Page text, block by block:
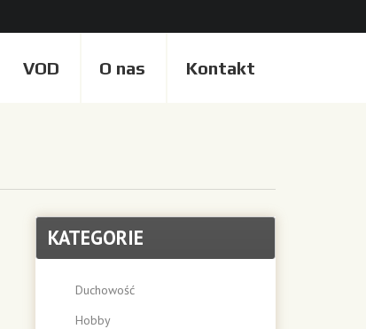
VOD O nas Kontakt
KATEGORIE
Duchowość
Hobby